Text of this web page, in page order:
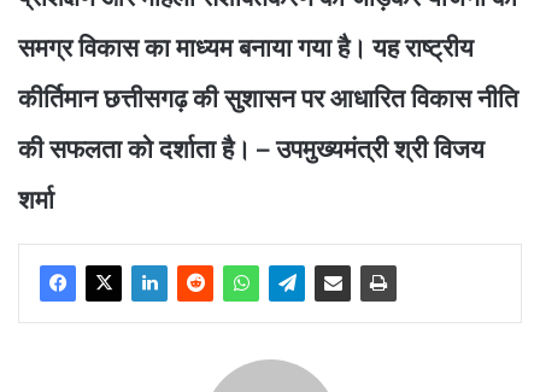
समग्र विकास का माध्यम बनाया गया है। यह राष्ट्रीय
कीर्तिमान छत्तीसगढ़ की सुशासन पर आधारित विकास नीति
की सफलता को दर्शाता है। – उपमुख्यमंत्री श्री विजय
शर्मा